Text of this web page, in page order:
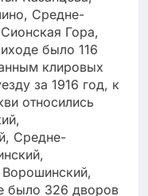
Средне-
Гора,
было 116
клировых
за 1916 год, к
относились
Средне-
было 326 дворов